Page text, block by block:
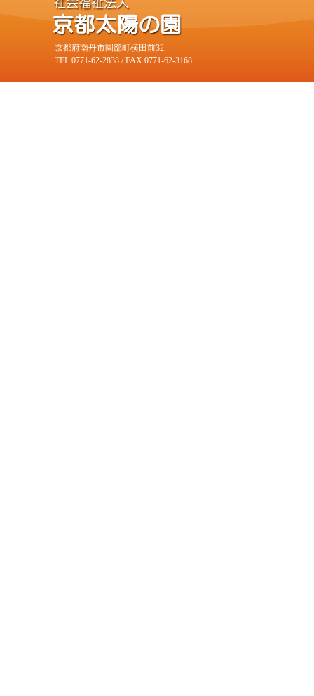
京都府南丹市園部町横田前32
TEL.0771-62-2838 / FAX.0771-62-3168